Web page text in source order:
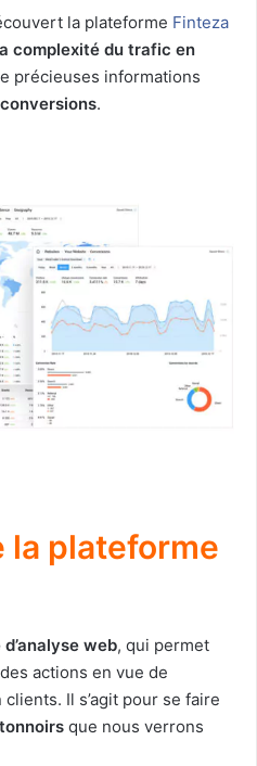
la plateforme Finteza
complexité du trafic en
précieuses informations
.
la plateforme
web, qui permet
actions en vue de
Il s’agit pour se faire
que nous verrons